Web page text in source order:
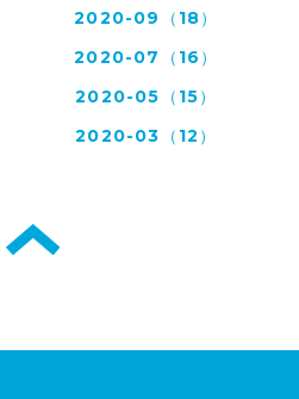
2020-09（18）
2020-07（16）
2020-05（15）
2020-03（12）